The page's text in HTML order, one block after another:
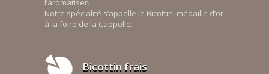
l’aromatiser.
Notre spécialité s’appelle le Bicottin, médaille d’or
à la foire de la Cappelle.
Bicottin frais